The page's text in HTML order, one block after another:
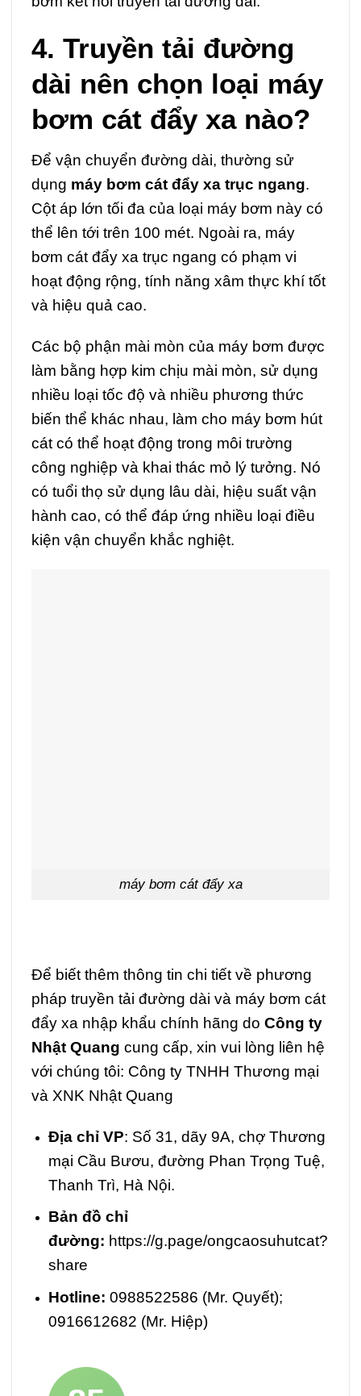
4. Truyền tải đường
dài nên chọn loại máy
bơm cát đẩy xa nào?
Để vận chuyển đường dài, thường sử
dụng máy bơm cát đẩy xa trục ngang.
Cột áp lớn tối đa của loại máy bơm này có
thể lên tới trên 100 mét. Ngoài ra, máy
bơm cát đẩy xa trục ngang có phạm vi
hoạt động rộng, tính năng xâm thực khí tốt
và hiệu quả cao.
Các bộ phận mài mòn của máy bơm được
làm bằng hợp kim chịu mài mòn, sử dụng
nhiều loại tốc độ và nhiều phương thức
biến thể khác nhau, làm cho máy bơm hút
cát có thể hoạt động trong môi trường
công nghiệp và khai thác mỏ lý tưởng. Nó
có tuổi thọ sử dụng lâu dài, hiệu suất vận
hành cao, có thể đáp ứng nhiều loại điều
kiện vận chuyển khắc nghiệt.
máy bơm cát đẩy xa
Để biết thêm thông tin chi tiết về phương
pháp truyền tải đường dài và máy bơm cát
đẩy xa nhập khẩu chính hãng do Công ty
Nhật Quang cung cấp, xin vui lòng liên hệ
với chúng tôi: Công ty TNHH Thương mại
và XNK Nhật Quang
Địa chỉ VP: Số 31, dãy 9A, chợ Thương
mại Cầu Bươu, đường Phan Trọng Tuệ,
Thanh Trì, Hà Nội.
Bản đồ chỉ
đường: https://g.page/ongcaosuhutcat?
share
Hotline: 0988522586 (Mr. Quyết);
0916612682 (Mr. Hiệp)